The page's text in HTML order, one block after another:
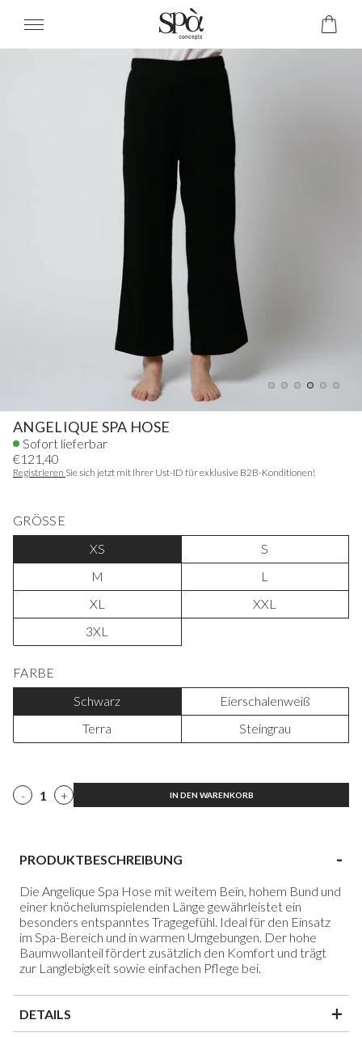
ANGELIQUE SPA HOSE
Sofort lieferbar
€121,40
Registrieren Sie sich jetzt mit Ihrer Ust-ID für exklusive B2B-Konditionen!
GRÖSSE
XS
S
M
L
XL
XXL
3XL
FARBE
Schwarz
Eierschalenweiß
Terra
Steingrau
- + IN DEN WARENKORB
PRODUKTBESCHREIBUNG -
Die Angelique Spa Hose mit weitem Bein, hohem Bund und
einer knöchelumspielenden Länge gewährleistet ein
besonders entspanntes Tragegefühl. Ideal für den Einsatz
im Spa-Bereich und in warmen Umgebungen. Der hohe
Baumwollanteil fördert zusätzlich den Komfort und trägt
zur Langlebigkeit sowie einfachen Pflege bei.
DETAILS +